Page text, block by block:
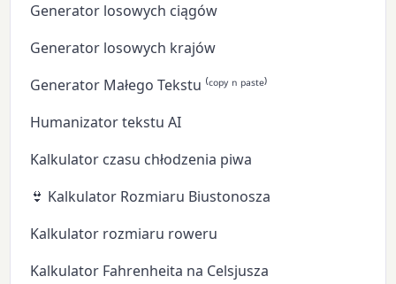
Generator losowych ciągów
Generator losowych krajów
Generator Małego Tekstu ⁽ᶜᵒᵖʸ ⁿ ᵖᵃˢᵗᵉ⁾
Humanizator tekstu AI
Kalkulator czasu chłodzenia piwa
👙 Kalkulator Rozmiaru Biustonosza
Kalkulator rozmiaru roweru
Kalkulator Fahrenheita na Celsjusza